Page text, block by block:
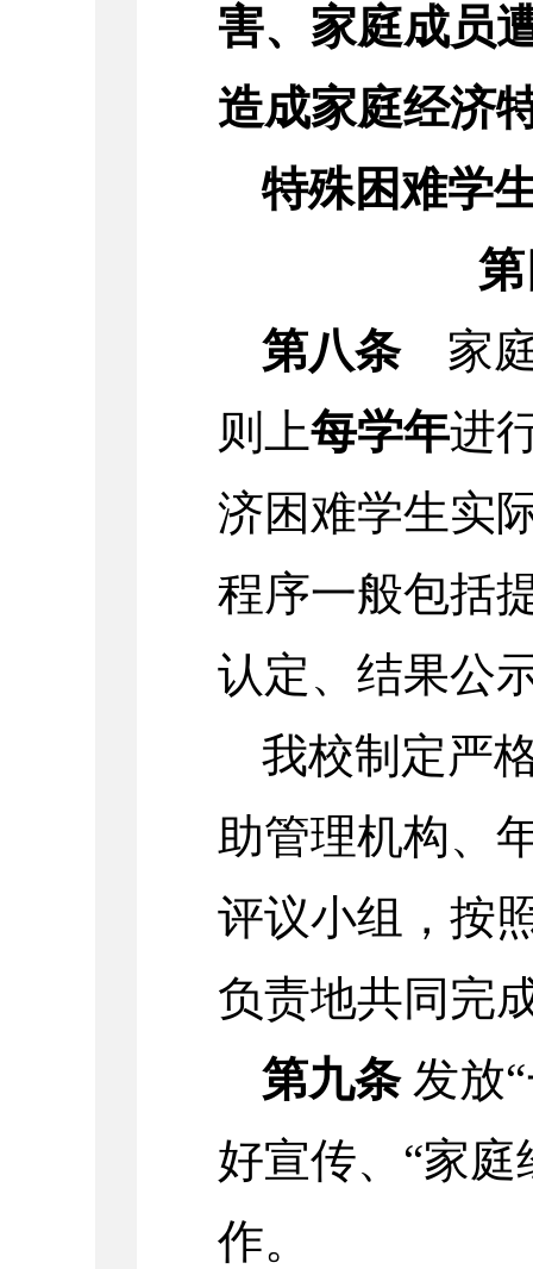
害、家庭成员
造成家庭经济
特殊困难学
第八条 家
则上每学年进
济困难学生实
程序一般包括
认定、结果公
我校制定严
助管理机构、
评议小组，按
负责地共同完
第九条发放“
好宣传、“家
作。